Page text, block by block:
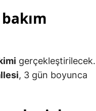
gerçekleştirilecek.
, 3 gün boyunca